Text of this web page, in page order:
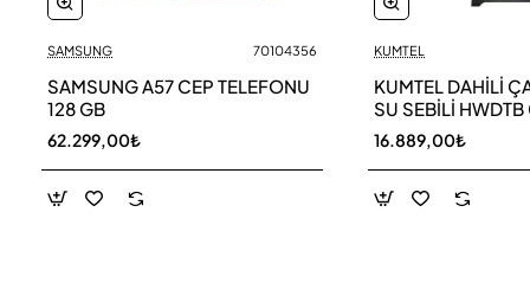
Yeni
SAMSUNG 70104356
SAMSUNG A57 CEP TELEFONU
128 GB
62.299,00₺
KUMTEL
KUMTEL DAHİLİ
SU SEBİLİ
16.889,00₺